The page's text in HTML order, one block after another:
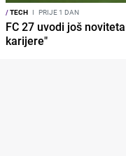
/TECH I PRIJE 1 DAN
FC 27 uvodi još
karijere"